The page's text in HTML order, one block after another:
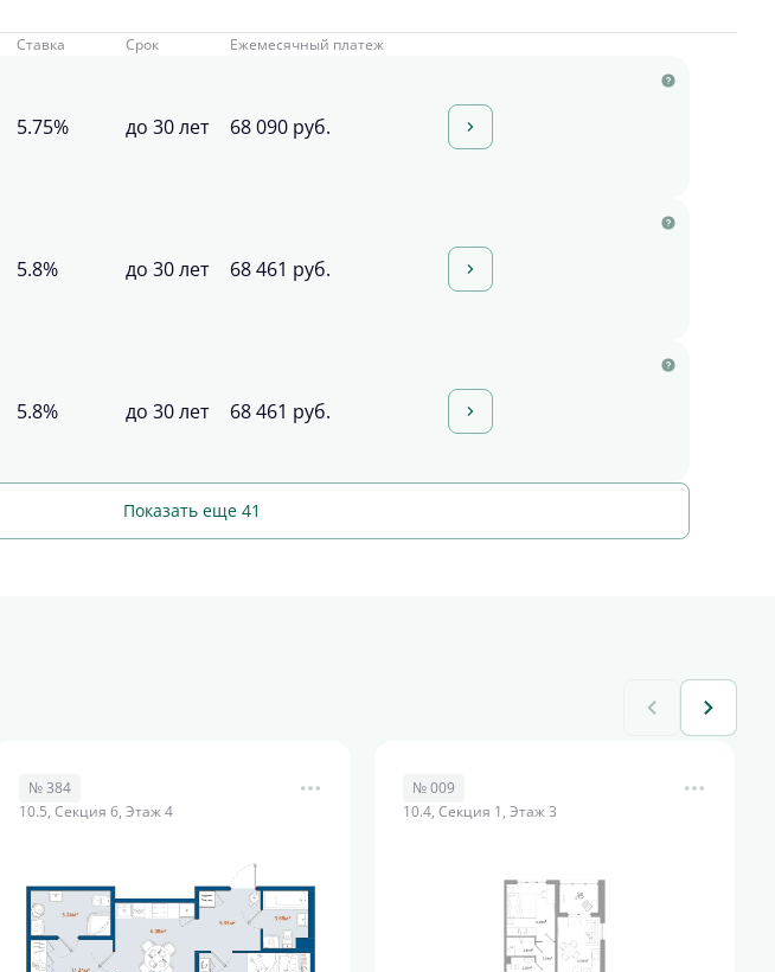
Ставка Срок
Ежемесячный платеж
5.75% до 30 лет 68 090 руб.
5.8% до 30 лет 68 461 руб.
5.8% до 30 лет 68 461 руб.
Показать еще 41
№ 384
10.5, Секция 6, Этаж 4
№ 009
10.4, Секция 1, Этаж 3